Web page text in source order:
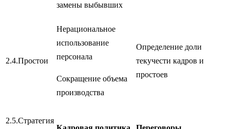
замены выбывших
2.4.Простои
Нерациональное
использование
персонала
Сокращение объема
производства
Определение доли
текучести кадров и
простоев
2.5.Стратегия